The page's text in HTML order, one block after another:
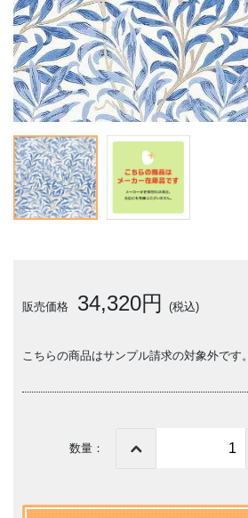
販売価格 34,320円 (税込)
こちらの商品はサンプル請求の対象外です。
数量：